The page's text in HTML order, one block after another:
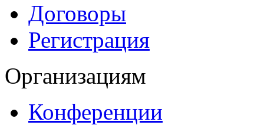
Договоры
Регистрация
Организациям
Конференции